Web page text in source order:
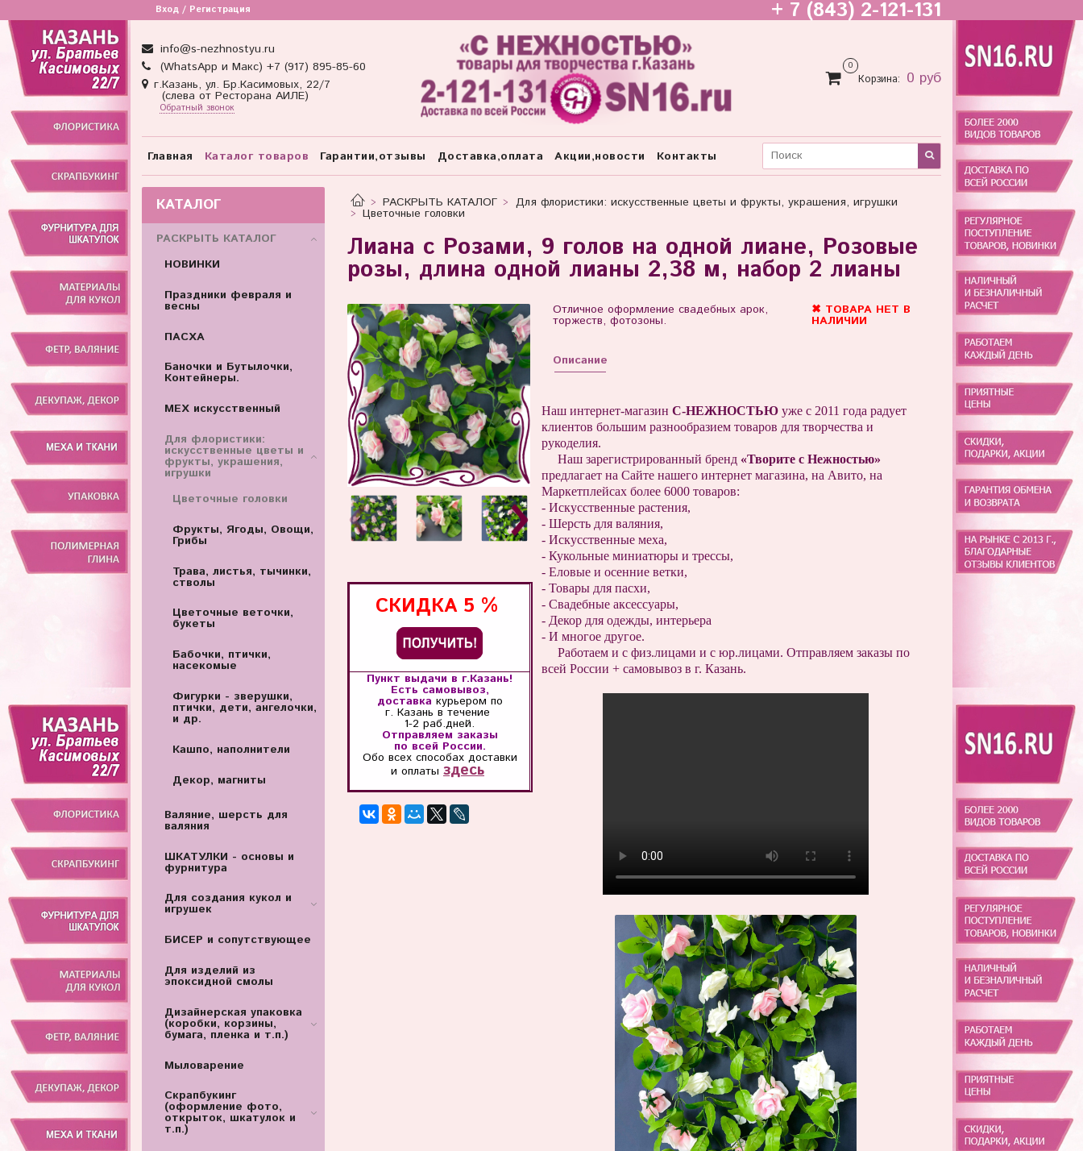
Вход / Регистрация + 7 (843) 2-121-131
info@s-nezhnostyu.ru
(WhatsApp и Макс) +7 (917) 895-85-60
г.Казань, ул. Бр.Касимовых, 22/7
(слева от Ресторана АИЛЕ)
Обратный звонок
0
Корзина: 0 руб
Главная Каталог товаров Гарантии,отзывы Доставка,оплата Акции,новости Контакты
РАСКРЫТЬ КАТАЛОГ Для флористики: искусственные цветы и фрукты, украшения, игрушки
Цветочные головки
Лиана с Розами, 9 голов на одной лиане, Розовые
розы, длина одной лианы 2,38 м, набор 2 лианы
СКИДКА 5 %
Пункт выдачи в г.Казань!
Есть самовывоз,
доставка курьером по
г. Казань в течение
1-2 раб.дней.
Отправляем заказы
по всей России.
Обо всех способах доставки
и оплаты здесь
Отличное оформление свадебных арок,
торжеств, фотозоны.
✖ ТОВАРА НЕТ В
НАЛИЧИИ
Описание
Наш интернет-магазин С-НЕЖНОСТЬЮуже с 2011 года радует
клиентов большим разнообразием товаров для творчества и
рукоделия.
Наш зарегистрированный бренд «Творите с Нежностью»
предлагает на Сайте нашего интернет магазина, на Авито, на
Маркетплейсах более 6000 товаров:
- Искусственные растения,
- Шерсть для валяния,
- Искусственные меха,
- Кукольные миниатюры и трессы,
- Еловые и осенние ветки,
- Товары для пасхи,
- Свадебные аксессуары,
- Декор для одежды, интерьера
- И многое другое.
Работаем и с физ.лицами и с юр.лицами. Отправляем заказы по
всей России + самовывоз в г. Казань.
КАТАЛОГ
РАСКРЫТЬ КАТАЛОГ
НОВИНКИ
Праздники февраля и
весны
ПАСХА
Баночки и Бутылочки,
Контейнеры.
МЕХ искусственный
Для флористики:
искусственные цветы и
фрукты, украшения,
игрушки
Цветочные головки
Фрукты, Ягоды, Овощи,
Грибы
Трава, листья, тычинки,
стволы
Цветочные веточки,
букеты
Бабочки, птички,
насекомые
Фигурки - зверушки,
птички, дети, ангелочки,
и др.
Кашпо, наполнители
Декор, магниты
Валяние, шерсть для
валяния
ШКАТУЛКИ - основы и
фурнитура
Для создания кукол и
игрушек
БИСЕР и сопутствующее
Для изделий из
эпоксидной смолы
Дизайнерская упаковка
(коробки, корзины,
бумага, пленка и т.п.)
Мыловарение
Скрапбукинг
(оформление фото,
открыток, шкатулок и
т.п.)